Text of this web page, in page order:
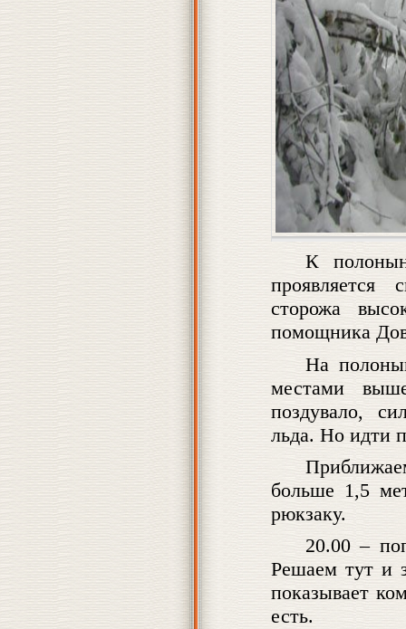
К
проявляется
сторожа
помощника
На
местами
поздувало,
льда. Но идти
больше 1,5
рюкзаку.
20.00 –
Решаем тут и
показывает
есть.